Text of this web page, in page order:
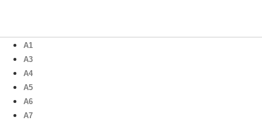
A1
A3
A4
A5
A6
A7